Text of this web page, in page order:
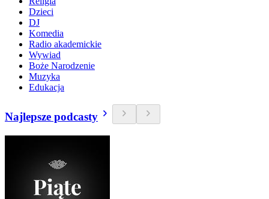
Dzieci
DJ
Komedia
Radio akademickie
Wywiad
Boże Narodzenie
Muzyka
Edukacja
Najlepsze podcasty